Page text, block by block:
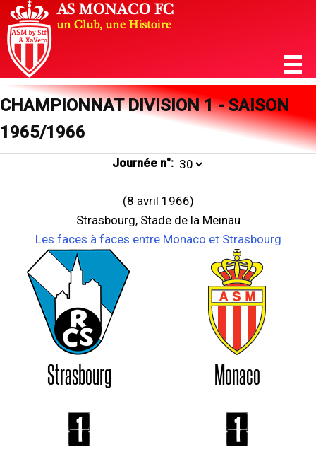
CHAMPIONNAT DIVISION 1 - SAISON
1965/1966
Journée n°:
(8 avril 1966)
Strasbourg, Stade de la Meinau
Les faces à faces entre Monaco et Strasbourg
Strasbourg Monaco
1 1